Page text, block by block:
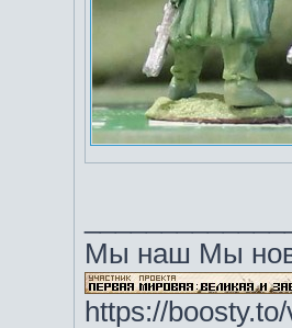
Мы наш Мы
https://